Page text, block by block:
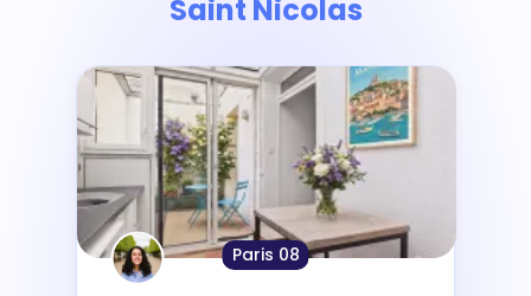
Saint Nicolas
Paris 08